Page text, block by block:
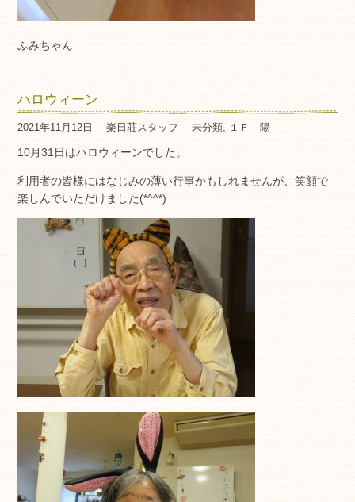
ふみちゃん
ハロウィーン
2021年11月12日 楽日荘スタッフ 未分類, １Ｆ 陽
10月31日はハロウィーンでした。
利用者の皆様にはなじみの薄い行事かもしれませんが、笑顔で
楽しんでいただけました(*^^*)